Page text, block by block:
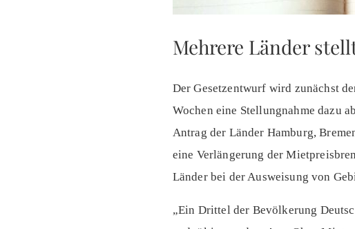
Mehrere Länder
Der Gesetzentwurf wird zunächst
Wochen eine Stellungnahme dazu
Antrag der Länder Hamburg,
eine Verlängerung der
Länder bei der Ausweisung von
„Ein Drittel der Bevölkerung